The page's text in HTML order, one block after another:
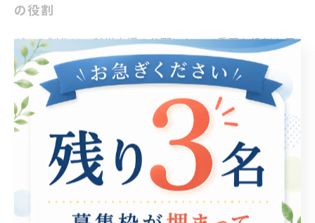
の役割
ゲーム制作は、就労支援の分野において重要な役割を果
たしています。特に、ゲーム制作に取り組むことで、参
加者は様々なスキルを身につけることができます。例え
ば、プログラミングに関する知識はもちろん、デザイン
やストーリーテリングのスキルも向上します。これらの
技術や知識は、実際の職場でも非常に役立ちます。 ま
た、ゲーム制作を通じて、チームワークやコミュニケー
ション能力も自然に育まれます。プロジェクトを進める
中で、メンバー間の意見交換や役割分担が不可欠です。